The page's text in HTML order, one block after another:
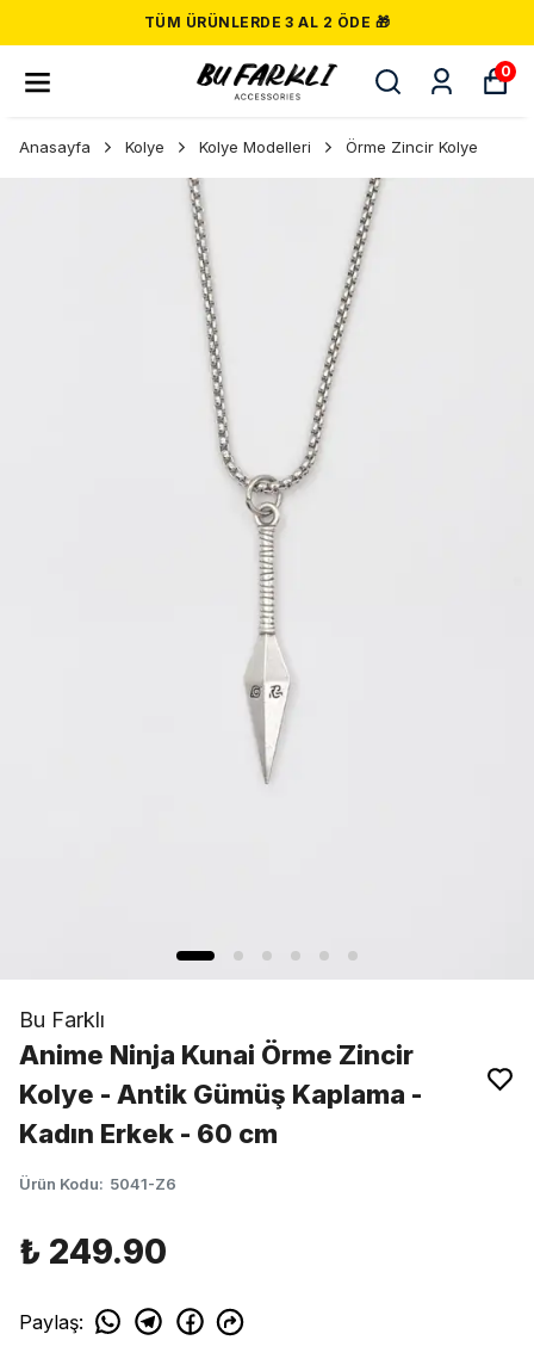
TÜM ÜRÜNLERDE 3 AL 2 ÖDE 🎁
0
Anasayfa Kolye Kolye Modelleri Örme Zincir Kolye
Bu Farklı
Anime Ninja Kunai Örme Zincir
Kolye - Antik Gümüş Kaplama -
Kadın Erkek - 60 cm
Ürün Kodu: 5041-Z6
₺ 249.90
Paylaş: